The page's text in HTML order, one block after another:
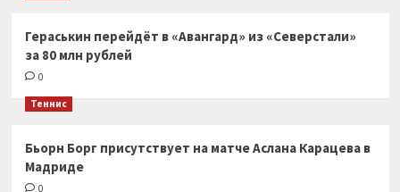
Гераськин перейдёт в «Авангард» из «Северстали»
за 80 млн рублей
0
Теннис
Бьорн Борг присутствует на матче Аслана Карацева в
Мадриде
0